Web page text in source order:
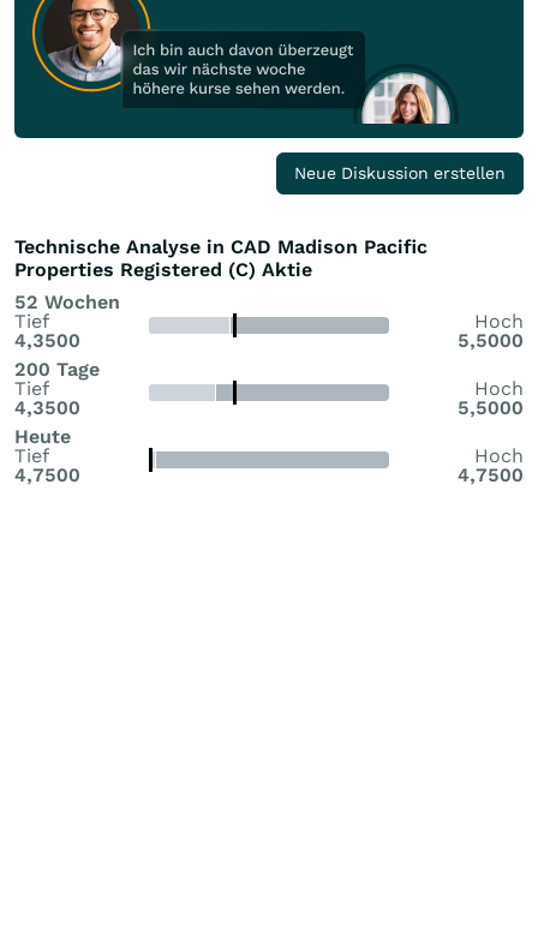
Neue Diskussion erstellen
Technische Analyse in CAD Madison Pacific
Properties Registered (C) Aktie
52 Wochen
Tief
4,3500
Hoch
5,5000
200 Tage
Tief
4,3500
Hoch
5,5000
Heute
Tief
4,7500
Hoch
4,7500